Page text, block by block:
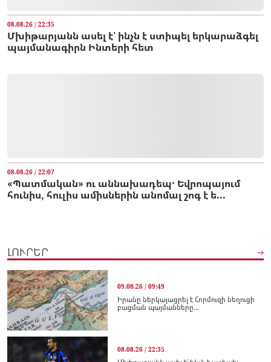
08.08.26 / 22:35
Մխիթարյանն ասել է՝ ինչն է ստիպել երկարաձգել
պայմանագիրն Ինտերի հետ
08.08.26 / 22:07
«Պատմական» ու աննախադեպ․ Եվրոպայում
հունիս, հուլիս ամիսներին անոմալ շոգ է ե...
ԼՈՒՐԵՐ
09.08.26 / 09:49
Իրանը ներկայացրել է Հորմուզի նեղուցի
բացման պայմանները...
08.08.26 / 22:35